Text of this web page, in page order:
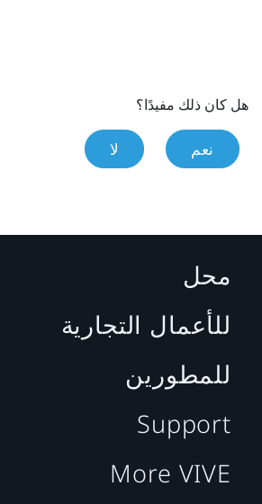
هل كان ذلك مفيدًا؟
نعم لا
محل
للأعمال التجارية
للمطورين
Support
More VIVE